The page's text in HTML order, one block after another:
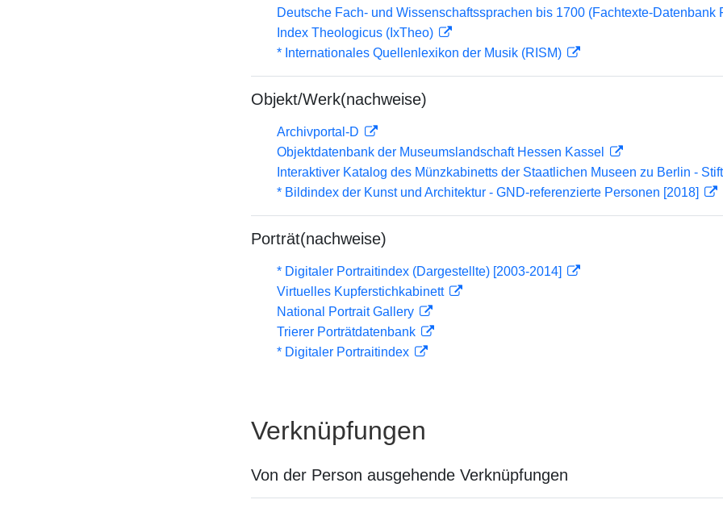
Deutsche Fach- und Wissenschaftssprachen bis 1700 (Fachtexte-Datenbank
Index Theologicus (IxTheo)
* Internationales Quellenlexikon der Musik (RISM)
Objekt/Werk(nachweise)
Archivportal-D
Objektdatenbank der Museumslandschaft Hessen Kassel
Interaktiver Katalog des Münzkabinetts der Staatlichen Museen zu Berlin -
* Bildindex der Kunst und Architektur - GND-referenzierte Personen [2018]
Porträt(nachweise)
* Digitaler Portraitindex (Dargestellte) [2003-2014]
Virtuelles Kupferstichkabinett
National Portrait Gallery
Trierer Porträtdatenbank
* Digitaler Portraitindex
Verknüpfungen
Von der Person ausgehende Verknüpfungen